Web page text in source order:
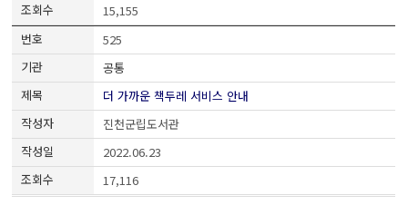
15,155
525
공통
더 가까운 책두레 서비스 안내
진천군립도서관
2022.06.23
17,116